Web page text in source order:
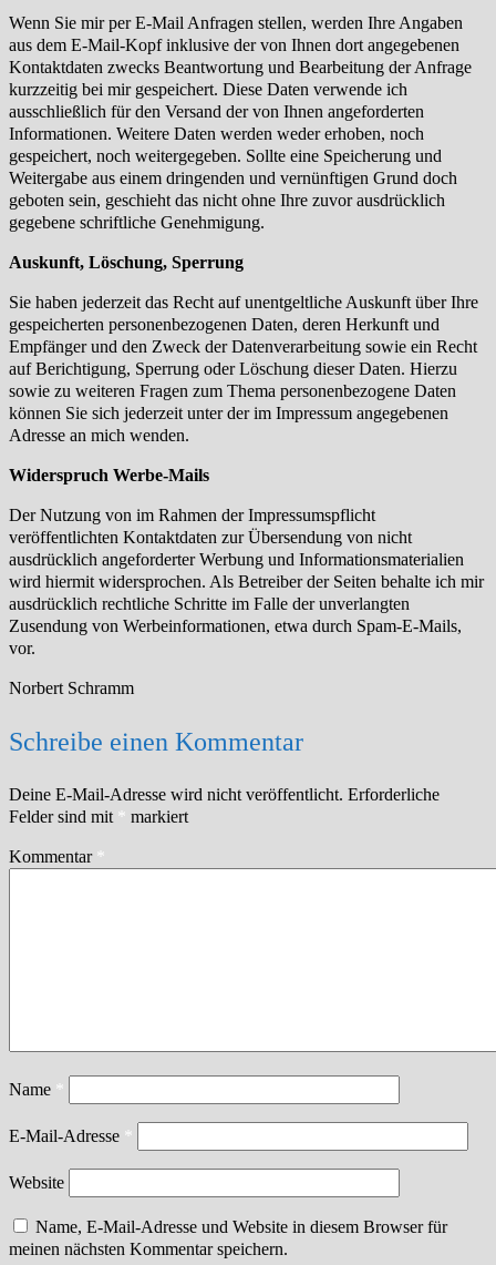
Wenn Sie mir per E-Mail Anfragen stellen, werden Ihre Angaben
aus dem E-Mail-Kopf inklusive der von Ihnen dort angegebenen
Kontaktdaten zwecks Beantwortung und Bearbeitung der Anfrage
kurzzeitig bei mir gespeichert. Diese Daten verwende ich
ausschließlich für den Versand der von Ihnen angeforderten
Informationen. Weitere Daten werden weder erhoben, noch
gespeichert, noch weitergegeben. Sollte eine Speicherung und
Weitergabe aus einem dringenden und vernünftigen Grund doch
geboten sein, geschieht das nicht ohne Ihre zuvorausdrücklich
gegebene schriftliche Genehmigung.
Auskunft, Löschung, Sperrung
Sie haben jederzeit das Recht auf unentgeltliche Auskunft über Ihre
gespeicherten personenbezogenen Daten, deren Herkunft und
Empfängerund den Zweck der Datenverarbeitung sowie ein Recht
auf Berichtigung, Sperrung oder Löschung dieser Daten. Hierzu
sowie zu weiteren Fragen zum Thema personenbezogene Daten
können Sie sich jederzeit unter der im Impressum angegebenen
Adresse an mich wenden.
Widerspruch Werbe-Mails
Der Nutzung von im Rahmen der Impressumspflicht
veröffentlichten Kontaktdaten zur Übersendung von nicht
ausdrücklich angeforderterWerbung und Informationsmaterialien
wird hiermit widersprochen. Als Betreiber der Seiten behalte ich mir
ausdrücklich rechtliche Schritte im Falle der unverlangten
Zusendung von Werbeinformationen, etwa durch Spam-E-Mails,
vor.
Norbert Schramm
Schreibe einen Kommentar
Deine E-Mail-Adresse wird nicht veröffentlicht. Erforderliche
Felder sind mit * markiert
Kommentar *
Name *
E-Mail-Adresse *
Website
Name, E-Mail-Adresse und Website in diesem Browser für
meinen nächsten Kommentar speichern.